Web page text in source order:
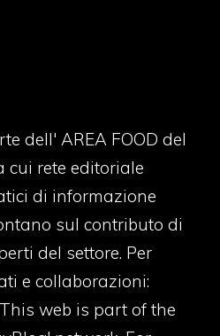
dell' AREA FOOD del
cui rete editoriale
di informazione
sul contributo di
del settore. Per
e collaborazioni:
This web is part of the